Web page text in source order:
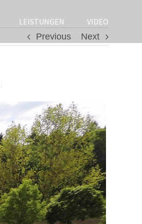
LEISTUNGEN
VIDEO
Previous
Next